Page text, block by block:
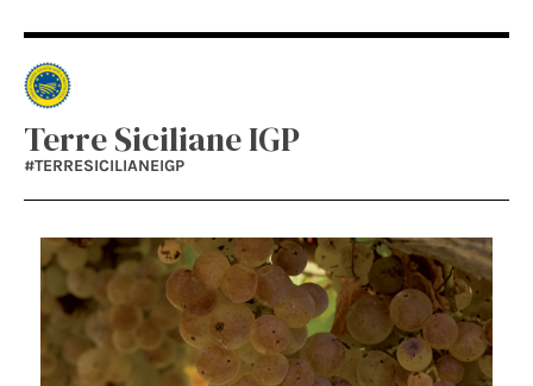
Terre Siciliane IGP
#TERRESICILIANEIGP